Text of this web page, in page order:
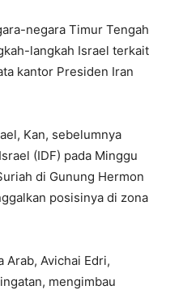
negara Timur Tengah
langkah Israel terkait
kantor Presiden Iran
Kan, sebelumnya
(IDF) pada Minggu
di Gunung Hermon
posisinya di zona
Arab, Avichai Edri,
mengimbau